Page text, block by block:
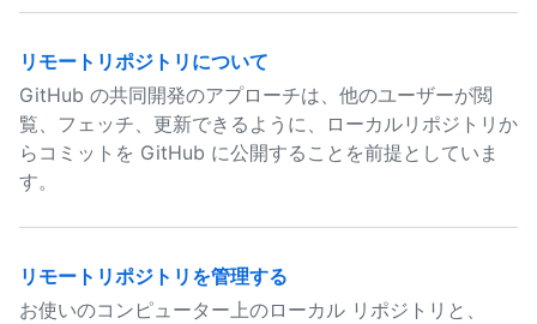
リモートリポジトリについて
GitHub の共同開発のアプローチは、他のユーザーが閲
覧、フェッチ、更新できるように、ローカルリポジトリか
らコミットを GitHub に公開することを前提としていま
す。
リモートリポジトリを管理する
お使いのコンピューター上のローカル リポジトリと、